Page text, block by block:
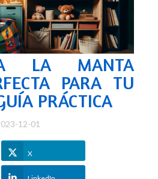
LA MANTA
PARA TU
PRÁCTICA
12-01
X